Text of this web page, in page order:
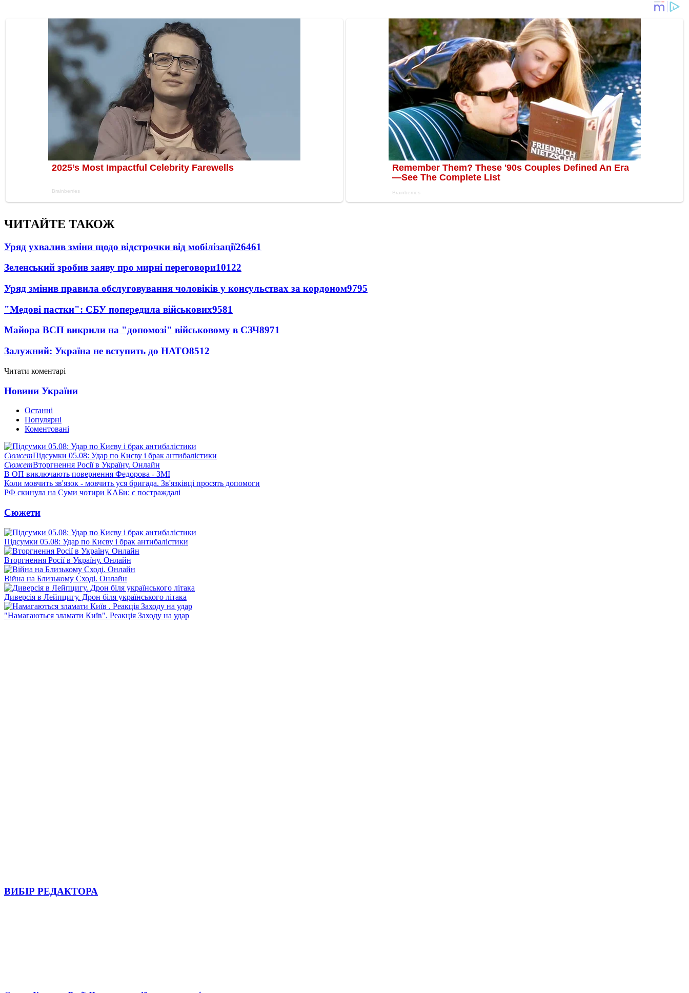
ЧИТАЙТЕ ТАКОЖ
Уряд ухвалив зміни щодо відстрочки від мобілізації26461
Зеленський зробив заяву про мирні переговори10122
Уряд змінив правила обслуговування чоловіків у консульствах за кордоном9795
"Медові пастки": СБУ попередила військових9581
Майора ВСП викрили на "допомозі" військовому в СЗЧ8971
Залужний: Україна не вступить до НАТО8512
Читати коментарі
Новини України
Останні
Популярні
Коментовані
СюжетПідсумки 05.08: Удар по Києву і брак антибалістики
СюжетВторгнення Росії в Україну. Онлайн
В ОП виключають повернення Федорова - ЗМІ
Коли мовчить зв'язок - мовчить уся бригада. Зв'язківці просять допомоги
РФ скинула на Суми чотири КАБи: є постраждалі
Сюжети
Підсумки 05.08: Удар по Києву і брак антибалістики
Вторгнення Росії в Україну. Онлайн
Війна на Близькому Сході. Онлайн
Диверсія в Лейпцигу. Дрон біля українського літака
"Намагаються зламати Київ". Реакція Заходу на удар
ВИБІР РЕДАКТОРА